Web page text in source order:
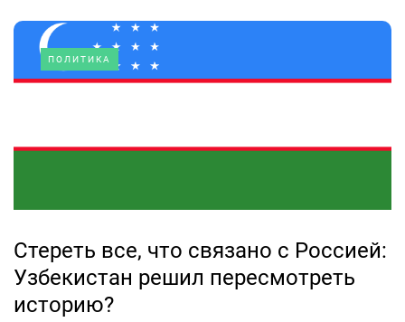
ПОЛИТИКА
Стереть все, что связано с Россией:
Узбекистан решил пересмотреть
историю?